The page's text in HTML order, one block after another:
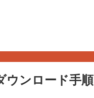
ウンロード手順